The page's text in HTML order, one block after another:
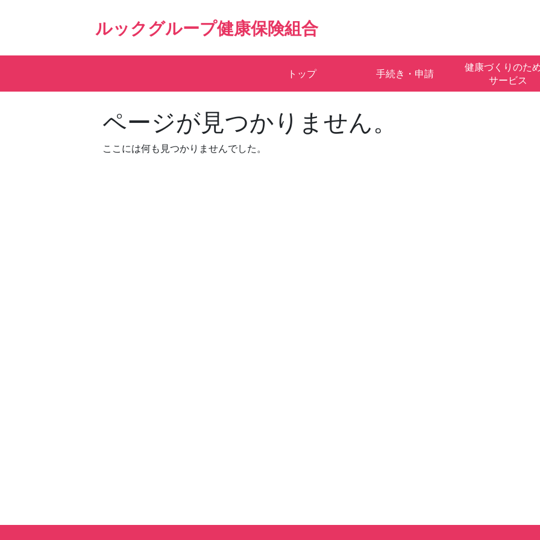
ルックグループ健康保険組合
トップ 手続き・申請
健康づくりのた
サービス
ページが見つかりません。
ここには何も見つかりませんでした。